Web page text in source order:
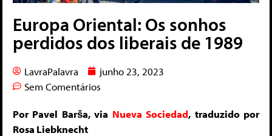
Europa Oriental: Os sonhos
perdidos dos liberais de 1989
LavraPalavra
junho 23, 2023
Sem Comentários
Por Pavel Barša, via Nueva Sociedad, traduzido por
Rosa Liebknecht